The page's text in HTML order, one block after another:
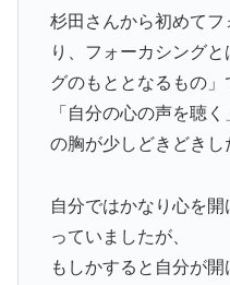
杉田さんから初めて
り、フォーカシング
グのもととなるもの」
「自分の心の声を聴
の胸が少しどきどきし
自分ではかなり心を
っていましたが、
もしかすると自分が